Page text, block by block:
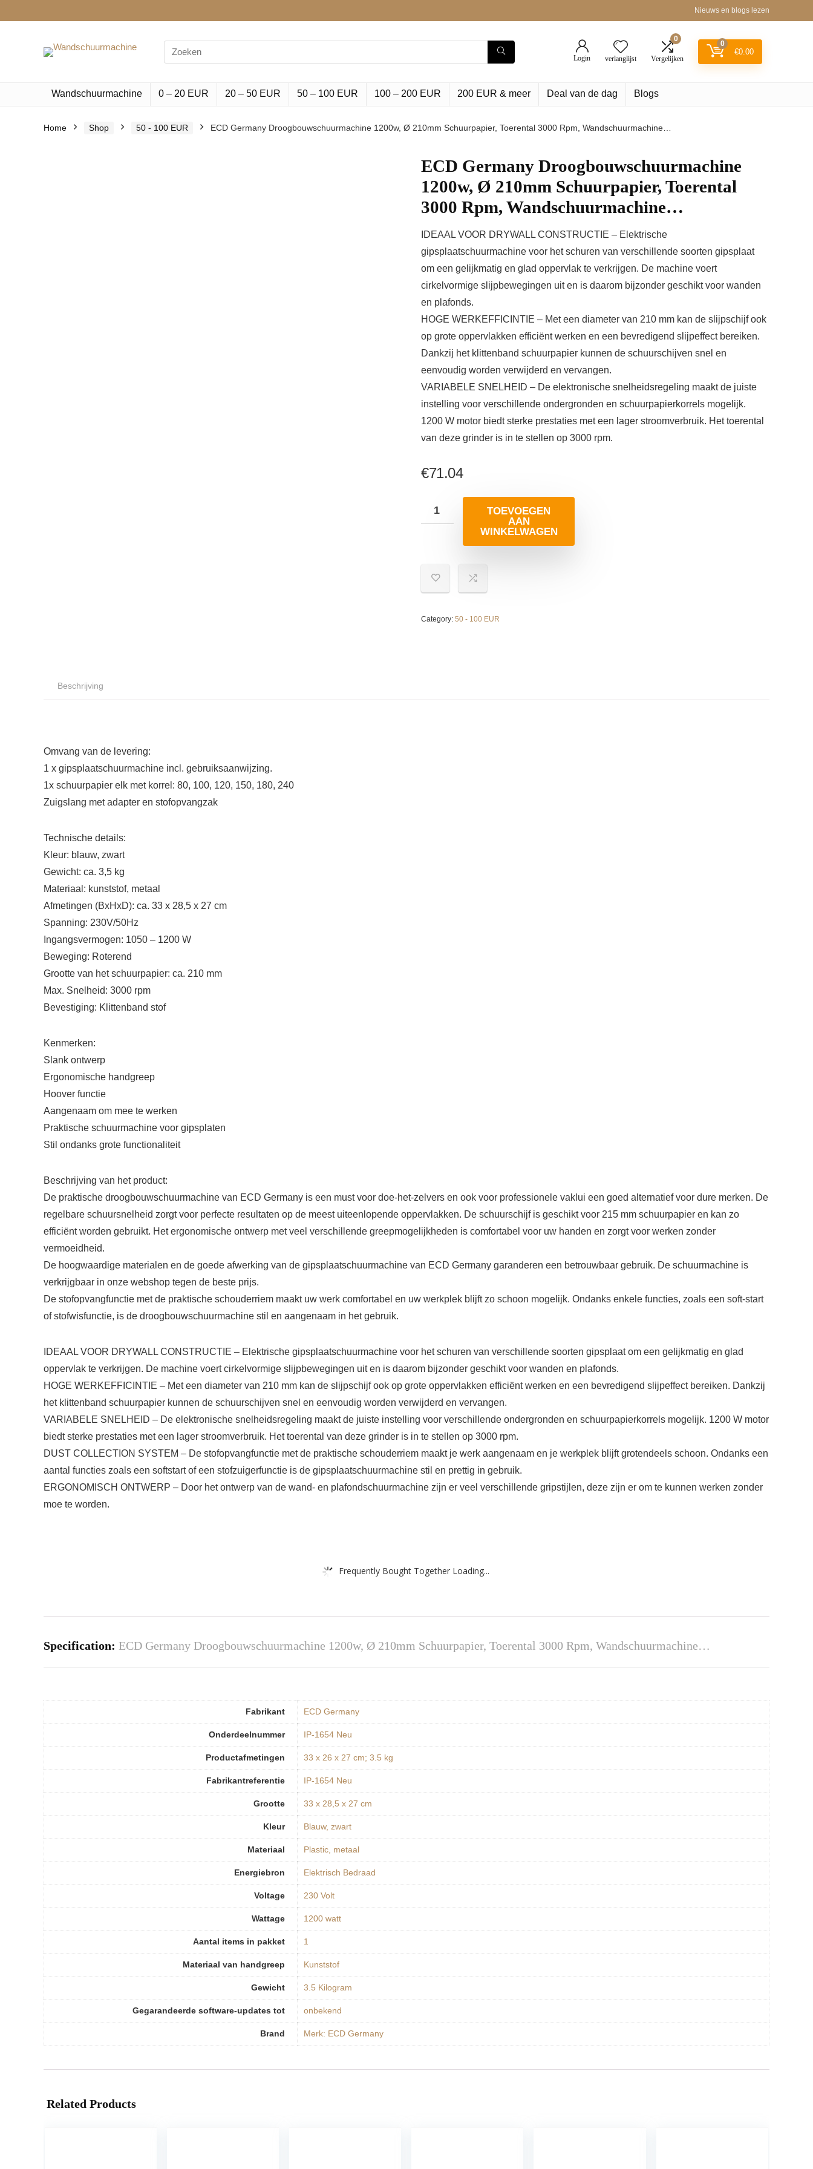
Nieuws en blogs lezen
Search
for:
Login verlanglijst
0
Vergelijken
0
€0.00
Wandschuurmachine 0 – 20 EUR 20 – 50 EUR 50 – 100 EUR 100 – 200 EUR 200 EUR & meer Deal van de dag Blogs
Home Shop 50 - 100 EUR ECD Germany Droogbouwschuurmachine 1200w, Ø 210mm Schuurpapier, Toerental 3000 Rpm, Wandschuurmachine…
ECD Germany Droogbouwschuurmachine
1200w, Ø 210mm Schuurpapier, Toerental
3000 Rpm, Wandschuurmachine…
IDEAAL VOOR DRYWALL CONSTRUCTIE – Elektrische
gipsplaatschuurmachine voor het schuren van verschillende soorten gipsplaat
om een gelijkmatig en glad oppervlak te verkrijgen. De machine voert
cirkelvormige slijpbewegingen uit en is daarom bijzonder geschikt voor wanden
en plafonds.
HOGE WERKEFFICINTIE – Met een diameter van 210 mm kan de slijpschijf ook
op grote oppervlakken efficiënt werken en een bevredigend slijpeffect bereiken.
Dankzij het klittenband schuurpapier kunnen de schuurschijven snel en
eenvoudig worden verwijderd en vervangen.
VARIABELE SNELHEID – De elektronische snelheidsregeling maakt de juiste
instelling voor verschillende ondergronden en schuurpapierkorrels mogelijk.
1200 W motor biedt sterke prestaties met een lager stroomverbruik. Het toerental
van deze grinder is in te stellen op 3000 rpm.
€71.04
TOEVOEGEN
AAN
WINKELWAGEN
Category: 50 - 100 EUR
Beschrijving
Omvang van de levering:
1 x gipsplaatschuurmachine incl. gebruiksaanwijzing.
1x schuurpapier elk met korrel: 80, 100, 120, 150, 180, 240
Zuigslang met adapter en stofopvangzak
Technische details:
Kleur: blauw, zwart
Gewicht: ca. 3,5 kg
Materiaal: kunststof, metaal
Afmetingen (BxHxD): ca. 33 x 28,5 x 27 cm
Spanning: 230V/50Hz
Ingangsvermogen: 1050 – 1200 W
Beweging: Roterend
Grootte van het schuurpapier: ca. 210 mm
Max. Snelheid: 3000 rpm
Bevestiging: Klittenband stof
Kenmerken:
Slank ontwerp
Ergonomische handgreep
Hoover functie
Aangenaam om mee te werken
Praktische schuurmachine voor gipsplaten
Stil ondanks grote functionaliteit
Beschrijving van het product:
De praktische droogbouwschuurmachine van ECD Germany is een must voor doe-het-zelvers en ook voor professionele vaklui een goed alternatief voor dure merken. De
regelbare schuursnelheid zorgt voor perfecte resultaten op de meest uiteenlopende oppervlakken. De schuurschijf is geschikt voor 215 mm schuurpapier en kan zo
efficiënt worden gebruikt. Het ergonomische ontwerp met veel verschillende greepmogelijkheden is comfortabel voor uw handen en zorgt voor werken zonder
vermoeidheid.
De hoogwaardige materialen en de goede afwerking van de gipsplaatschuurmachine van ECD Germany garanderen een betrouwbaar gebruik. De schuurmachine is
verkrijgbaar in onze webshop tegen de beste prijs.
De stofopvangfunctie met de praktische schouderriem maakt uw werk comfortabel en uw werkplek blijft zo schoon mogelijk. Ondanks enkele functies, zoals een soft-start
of stofwisfunctie, is de droogbouwschuurmachine stil en aangenaam in het gebruik.
IDEAAL VOOR DRYWALL CONSTRUCTIE – Elektrische gipsplaatschuurmachine voor het schuren van verschillende soorten gipsplaat om een gelijkmatig en glad
oppervlak te verkrijgen. De machine voert cirkelvormige slijpbewegingen uit en is daarom bijzonder geschikt voor wanden en plafonds.
HOGE WERKEFFICINTIE – Met een diameter van 210 mm kan de slijpschijf ook op grote oppervlakken efficiënt werken en een bevredigend slijpeffect bereiken. Dankzij
het klittenband schuurpapier kunnen de schuurschijven snel en eenvoudig worden verwijderd en vervangen.
VARIABELE SNELHEID – De elektronische snelheidsregeling maakt de juiste instelling voor verschillende ondergronden en schuurpapierkorrels mogelijk. 1200 W motor
biedt sterke prestaties met een lager stroomverbruik. Het toerental van deze grinder is in te stellen op 3000 rpm.
DUST COLLECTION SYSTEM – De stofopvangfunctie met de praktische schouderriem maakt je werk aangenaam en je werkplek blijft grotendeels schoon. Ondanks een
aantal functies zoals een softstart of een stofzuigerfunctie is de gipsplaatschuurmachine stil en prettig in gebruik.
ERGONOMISCH ONTWERP – Door het ontwerp van de wand- en plafondschuurmachine zijn er veel verschillende gripstijlen, deze zijn er om te kunnen werken zonder
moe te worden.
Frequently Bought Together Loading...
Specification: ECD Germany Droogbouwschuurmachine 1200w, Ø 210mm Schuurpapier, Toerental 3000 Rpm, Wandschuurmachine…
Fabrikant ‎ECD Germany
Onderdeelnummer ‎IP-1654 Neu
Productafmetingen ‎33 x 26 x 27 cm; 3.5 kg
Fabrikantreferentie ‎IP-1654 Neu
Grootte ‎33 x 28,5 x 27 cm
Kleur ‎Blauw, zwart
Materiaal ‎Plastic, metaal
Energiebron ‎Elektrisch Bedraad
Voltage ‎230 Volt
Wattage ‎1200 watt
Aantal items in pakket ‎1
Materiaal van handgreep ‎Kunststof
Gewicht ‎3.5 Kilogram
Gegarandeerde software-updates tot ‎onbekend
Brand Merk: ECD Germany
Related Products